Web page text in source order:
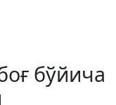
бўйича